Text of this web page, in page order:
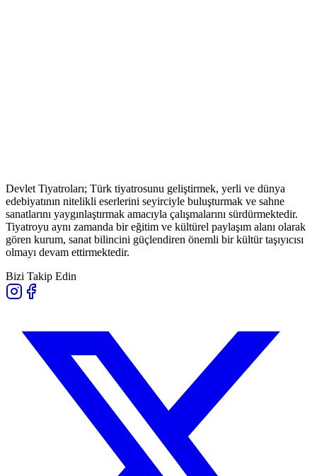
Devlet Tiyatroları; Türk tiyatrosunu geliştirmek, yerli ve dünya
edebiyatının nitelikli eserlerini seyirciyle buluşturmak ve sahne
sanatlarını yaygınlaştırmak amacıyla çalışmalarını sürdürmektedir.
Tiyatroyu aynı zamanda bir eğitim ve kültürel paylaşım alanı olarak
gören kurum, sanat bilincini güçlendiren önemli bir kültür taşıyıcısı
olmayı devam ettirmektedir.
Bizi Takip Edin